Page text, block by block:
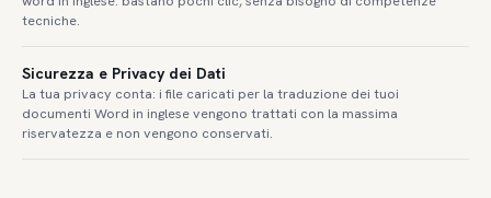
tecniche.
Sicurezza e Privacy dei Dati
La tua privacy conta: i file caricati per la traduzione dei tuoi
documenti Word in inglese vengono trattati con la massima
riservatezza e non vengono conservati.